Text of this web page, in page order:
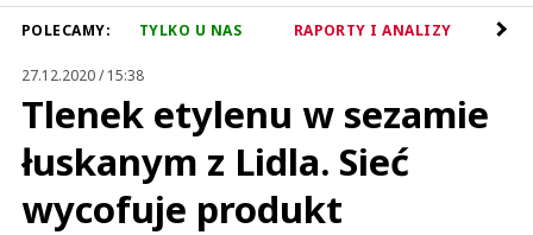
POLECAMY: TYLKO U NAS RAPORTY I ANALIZY
27.12.2020 / 15:38
Tlenek etylenu w sezamie
łuskanym z Lidla. Sieć
wycofuje produkt